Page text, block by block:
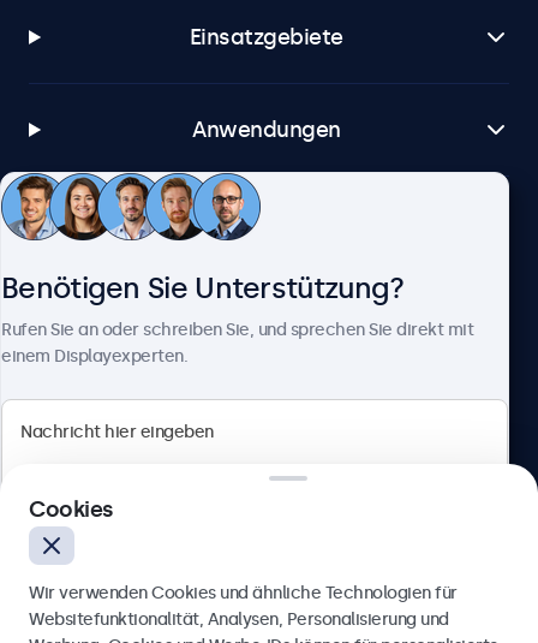
Einsatzgebiete
Anwendungen
Kundenservice
Berliner Allee 59, 40212 Düsseldorf, Deutschland
Deutsch
Benötigen Sie Unterstützung?
Rufen Sie an oder schreiben Sie, und sprechen Sie direkt mit
einem Displayexperten.
Cookies
Wir verwenden Cookies und ähnliche Technologien für
Websitefunktionalität, Analysen, Personalisierung und